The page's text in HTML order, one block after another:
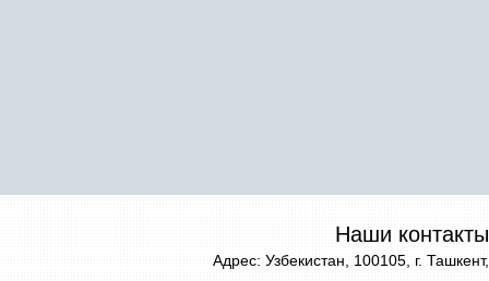
Наши контакты
Адрес: Узбекистан, 100105, г. Ташкент,